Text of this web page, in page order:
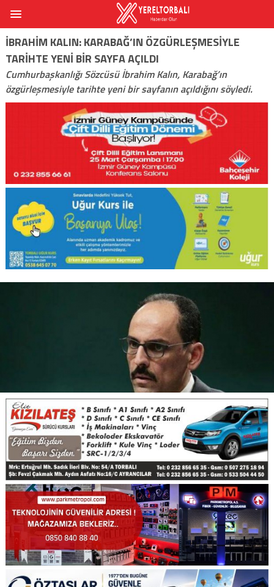
İBRAHIM KALIN: KARABAĞ’IN ÖZGÜRLEŞMESIYLE
TARIHTE YENI BIR SAYFA AÇILDI
Cumhurbaşkanlığı Sözcüsü İbrahim Kalın, Karabağ’ın
özgürleşmesiyle tarihte yeni bir sayfanın açıldığını söyledi.